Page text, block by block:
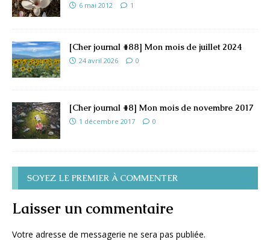
6 mai 2012 1
[Cher journal #88] Mon mois de juillet 2024
24 avril 2026 0
[Cher journal #8] Mon mois de novembre 2017
1 décembre 2017 0
SOYEZ LE PREMIER À COMMENTER
Laisser un commentaire
Votre adresse de messagerie ne sera pas publiée.